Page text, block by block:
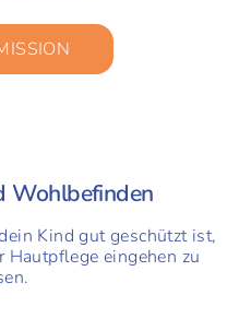
Wohlbefinden
Kind gut geschützt ist,
Hautpflege eingehen zu